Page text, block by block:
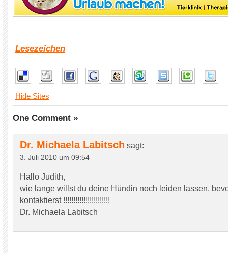
Lesezeichen
Hide Sites
One Comment »
Dr. Michaela Labitsch sagt:
3. Juli 2010 um 09:54
Hallo Judith,
wie lange willst du deine Hündin noch leiden lassen,
kontaktierst !!!!!!!!!!!!!!!!!!!!!!!
Dr. Michaela Labitsch